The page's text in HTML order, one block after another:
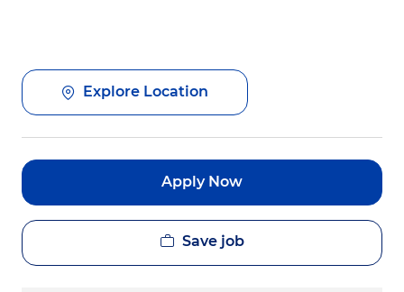
Explore Location
Apply Now
Save job